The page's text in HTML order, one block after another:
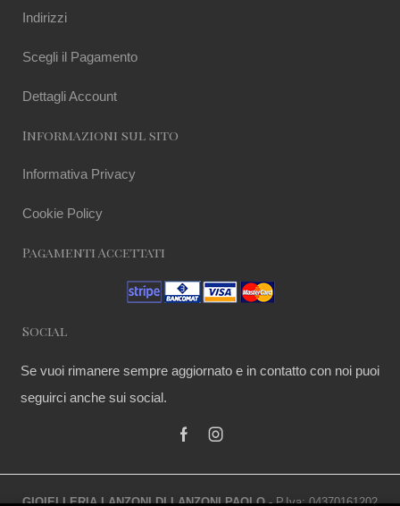
Indirizzi
Scegli il Pagamento
Dettagli Account
Informazioni sul sito
Informativa Privacy
Cookie Policy
Pagamenti Accettati
Social
Se vuoi rimanere sempre aggiornato e in contatto con noi puoi
seguirci anche sui social.
GIOIELLERIA LANZONI DI LANZONI PAOLO- P.Iva: 04370161202